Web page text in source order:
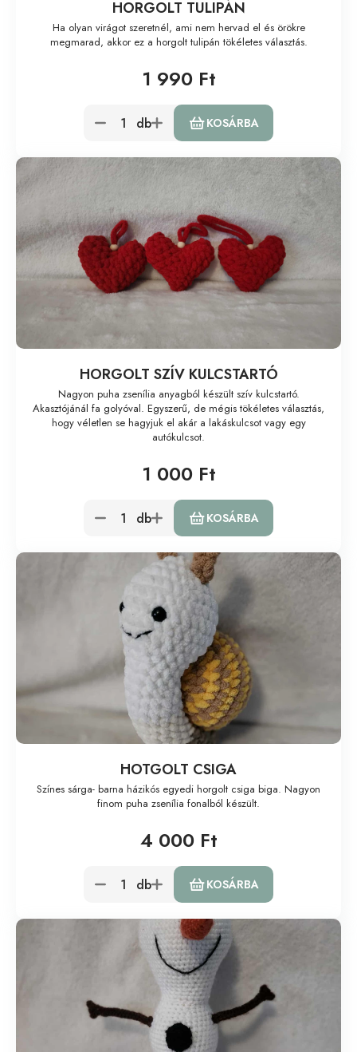
HORGOLT TULIPÁN
Ha olyan virágot szeretnél, ami nem hervad el és örökre
megmarad, akkor ez a horgolt tulipán tökéletes választás.
1 990 Ft
db KOSÁRBA
HORGOLT SZÍV KULCSTARTÓ
Nagyon puha zsenília anyagból készült szív kulcstartó.
Akasztójánál fa golyóval. Egyszerű, de mégis tökéletes választás,
hogy véletlen se hagyjuk el akár a lakáskulcsot vagy egy
autókulcsot.
1 000 Ft
db KOSÁRBA
HOTGOLT CSIGA
Színes sárga- barna házikós egyedi horgolt csiga biga. Nagyon
finom puha zsenília fonalból készült.
4 000 Ft
db KOSÁRBA